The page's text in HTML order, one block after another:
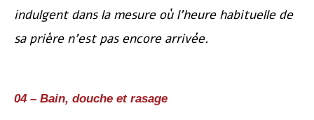
indulgent dans la mesure où l’heure habituelle de
sa prière n’est pas encore arrivée.
04 – Bain, douche et rasage